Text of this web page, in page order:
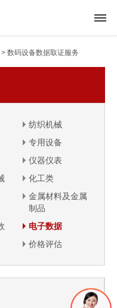
>数码设备数据取证服务
纺织机械
专用设备
仪器仪表
化工类
金属材料及金属
制品
电子数据
价格评估